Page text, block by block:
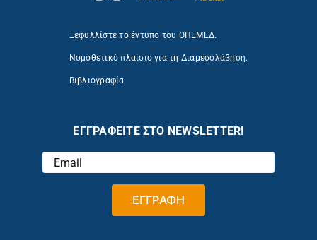
Ξεφυλλίστε το έντυπο του ΟΠΕΜΕΔ.
Νομοθετικό πλαίσιο για τη Διαμεσολάβηση.
Βιβλιογραφία
ΕΓΓΡΑΦΕΙΤΕ ΣΤΟ NEWSLETTER!